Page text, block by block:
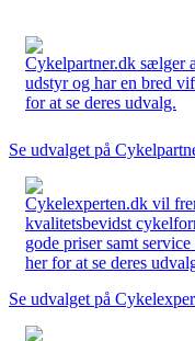
Cykelpartner.dk sælger
udstyr og har en bred
for at se deres udvalg.
Se udvalget på
Cykelexperten.dk vil
kvalitetsbevidst
gode priser samt
her for at se deres
Se udvalget på